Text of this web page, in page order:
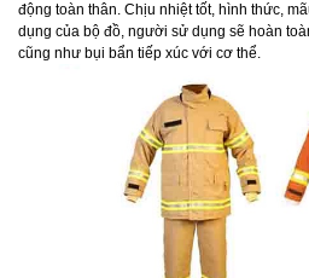
động toàn thân. Chịu nhiệt tốt, hình thức,
dụng của bộ đồ, người sử dụng sẽ hoàn
cũng như bụi bẩn tiếp xúc với cơ thể.